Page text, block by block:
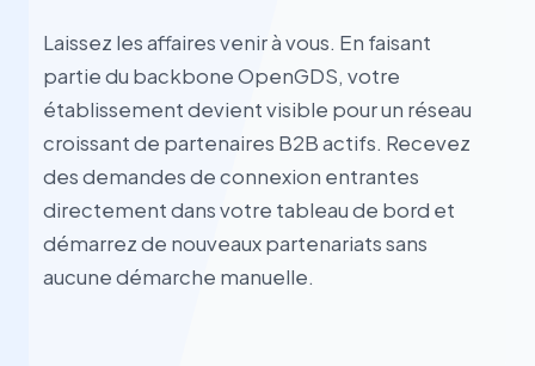
Laissez les affaires venir à vous. En faisant
partie du backbone OpenGDS, votre
établissement devient visible pour un réseau
croissant de partenaires B2B actifs. Recevez
des demandes de connexion entrantes
directement dans votre tableau de bord et
démarrez de nouveaux partenariats sans
aucune démarche manuelle.